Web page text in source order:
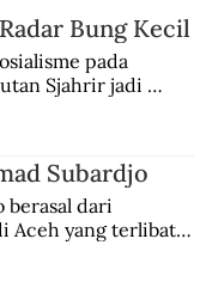
Bung Kecil
pada
Sjahrir jadi
Subardjo
berasal dari
Aceh yang terlibat